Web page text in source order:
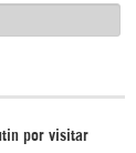
por visitar